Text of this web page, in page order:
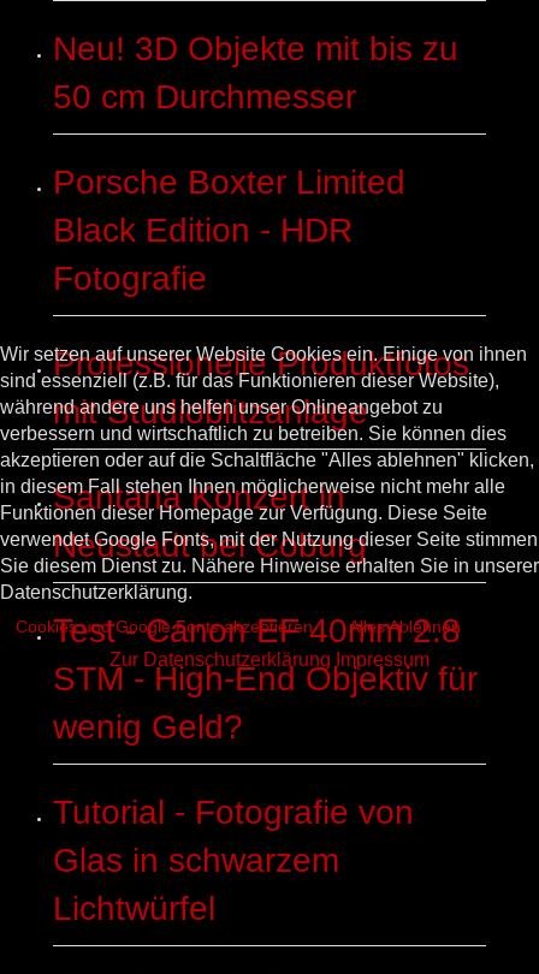
Neu! 3D Objekte mit bis zu
50 cm Durchmesser
Porsche Boxter Limited
Black Edition - HDR
Fotografie
Professionelle Produktfotos
mit Studioblitzanlage
Santana Konzert in
Neustadt bei Coburg
Test - Canon EF 40mm 2.8
STM - High-End Objektiv für
wenig Geld?
Tutorial - Fotografie von
Glas in schwarzem
Lichtwürfel
Wir setzen auf unserer Website Cookies ein. Einige von ihnen
sind essenziell (z.B. für das Funktionieren dieser Website),
während andere uns helfen unser Onlineangebot zu
verbessern und wirtschaftlich zu betreiben. Sie können dies
akzeptieren oder auf die Schaltfläche "Alles ablehnen" klicken,
in diesem Fall stehen Ihnen möglicherweise nicht mehr alle
Funktionen dieser Homepage zur Verfügung. Diese Seite
verwendet Google Fonts, mit der Nutzung dieser Seite stimmen
Sie diesem Dienst zu. Nähere Hinweise erhalten Sie in unserer
Datenschutzerklärung.
Cookies und Google Fonts akzeptieren Alles Ablehnen
Zur Datenschutzerklärung Impressum